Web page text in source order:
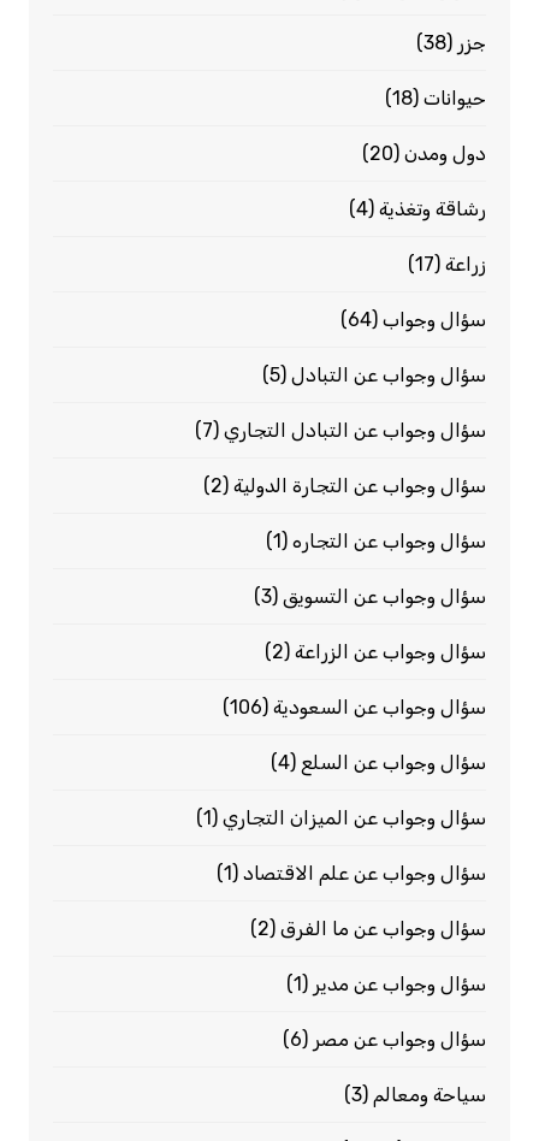
جزر (38)
حيوانات(18)
دول ومدن(20)
رشاقة وتغذية(4)
زراعة(17)
سؤال وجواب(64)
سؤال وجواب عن التبادل(5)
سؤال وجواب عن التبادل التجاري(7)
سؤال وجواب عن التجارة الدولية(2)
سؤال وجواب عن التجاره(1)
سؤال وجواب عن التسويق(3)
سؤال وجواب عن الزراعة(2)
سؤال وجواب عن السعودية(106)
سؤال وجواب عن السلع (4)
سؤال وجواب عن الميزان التجاري(1)
سؤال وجواب عن علم الاقتصاد(1)
سؤال وجواب عن ما الفرق(2)
سؤال وجواب عن مدير (1)
سؤال وجواب عن مصر (6)
سياحة ومعالم (3)